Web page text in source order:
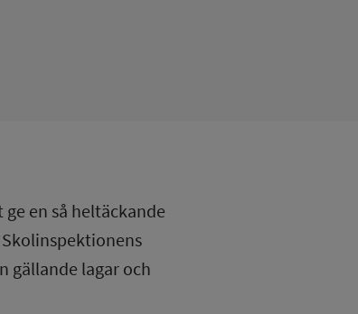
en så heltäckande
gällande lagar och